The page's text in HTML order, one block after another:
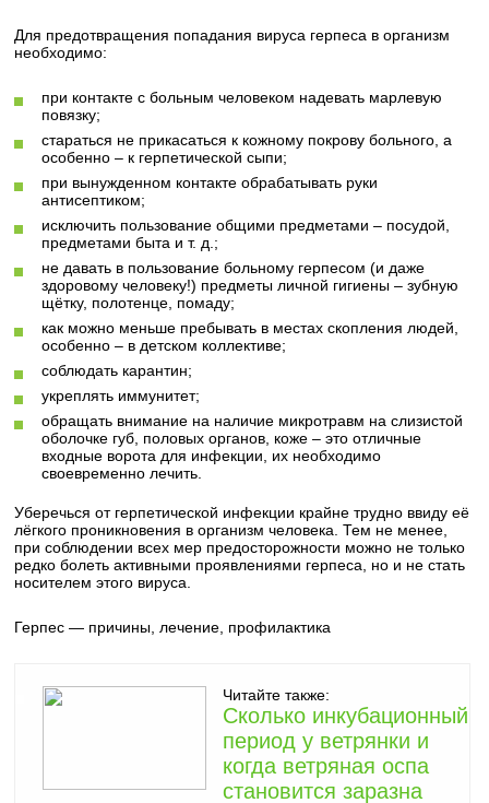
Для предотвращения попадания вируса герпеса в организм
необходимо:
при контакте с больным человеком надевать марлевую
повязку;
стараться не прикасаться к кожному покрову больного, а
особенно – к герпетической сыпи;
при вынужденном контакте обрабатывать руки
антисептиком;
исключить пользование общими предметами – посудой,
предметами быта и т. д.;
не давать в пользование больному герпесом (и даже
здоровому человеку!) предметы личной гигиены – зубную
щётку, полотенце, помаду;
как можно меньше пребывать в местах скопления людей,
особенно – в детском коллективе;
соблюдать карантин;
укреплять иммунитет;
обращать внимание на наличие микротравм на слизистой
оболочке губ, половых органов, коже – это отличные
входные ворота для инфекции, их необходимо
своевременно лечить.
Уберечься от герпетической инфекции крайне трудно ввиду её
лёгкого проникновения в организм человека. Тем не менее,
при соблюдении всех мер предосторожности можно не только
редко болеть активными проявлениями герпеса, но и не стать
носителем этого вируса.
Герпес — причины, лечение, профилактика
Читайте также:
Сколько инкубационный
период у ветрянки и
когда ветряная оспа
становится заразна